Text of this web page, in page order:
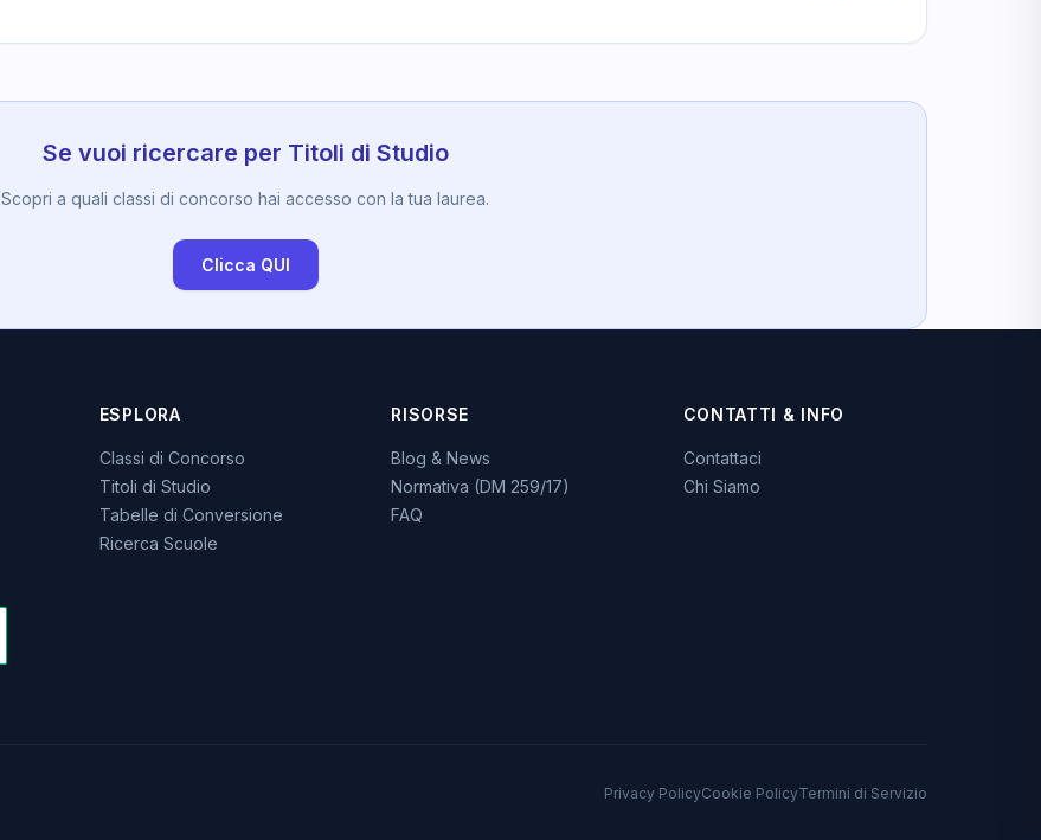
Se vuoi ricercare per Titoli di Studio
Scopri a quali classi di concorso hai accesso con la tua laurea.
Clicca QUI
ESPLORA
Classi di Concorso
Titoli di Studio
Tabelle di Conversione
Ricerca Scuole
RISORSE
Blog & News
Normativa (DM 259/17)
FAQ
CONTATTI & INFO
Contattaci
Chi Siamo
Privacy PolicyCookie PolicyTermini di Servizio